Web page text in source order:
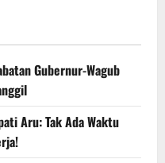
Gubernur-Wagub
Aru: Tak Ada Waktu